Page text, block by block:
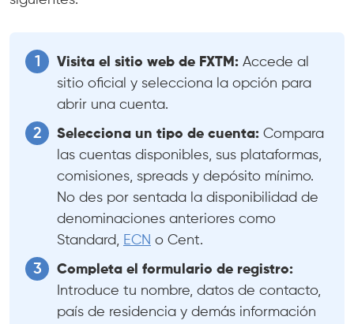
Visita el sitio web de FXTM: Accede al
sitio oficial y selecciona la opción para
abrir una cuenta.
Selecciona un tipo de cuenta: Compara
las cuentas disponibles, sus plataformas,
comisiones, spreads y depósito mínimo.
No des por sentada la disponibilidad de
denominaciones anteriores como
Standard, ECN o Cent.
Completa el formulario de registro:
Introduce tu nombre, datos de contacto,
país de residencia y demás información